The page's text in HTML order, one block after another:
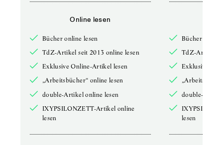
Online lesen
Bücher online lesen
TdZ-Artikel seit 2013 online lesen
Exklusive Online-Artikel lesen
„Arbeitsbücher“ online lesen
double-Artikel online lesen
IXYPSILONZETT-Artikel online
lesen
Bücher online
TdZ-Artikel
Exklusive
double-
lesen